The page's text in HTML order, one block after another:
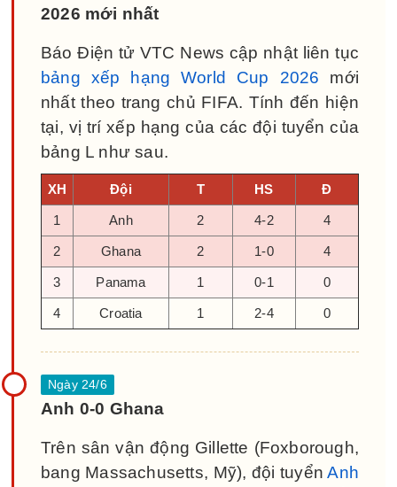
2026 mới nhất
Báo Điện tử VTC News cập nhật liên tục
bảng xếp hạng World Cup 2026 mới
nhất theo trang chủ FIFA. Tính đến hiện
tại, vị trí xếp hạng của các đội tuyển của
bảng L như sau.
XH Đội T HS Đ
1 Anh 2 4-2 4
2 Ghana 2 1-0 4
3 Panama 1 0-1 0
4 Croatia 1 2-4 0
Anh 0-0 Ghana
Trên sân vận động Gillette (Foxborough,
bang Massachusetts, Mỹ), đội tuyểnAnh